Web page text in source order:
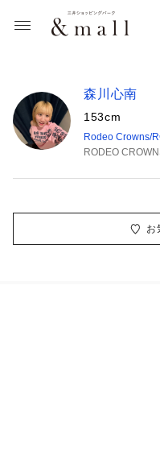
森川心南
153cm
Rodeo Crowns/
RODEO
お